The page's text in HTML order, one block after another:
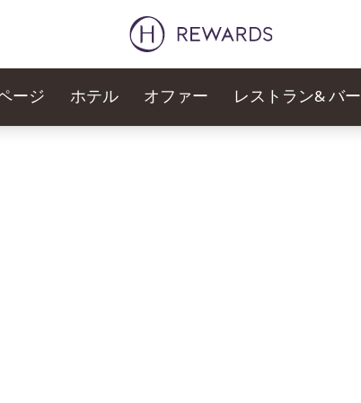
ージ ホテル オファー レストラン& バー